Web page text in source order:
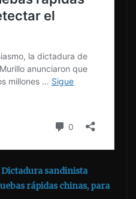
Dictadura sandinista
rápidas chinas, para